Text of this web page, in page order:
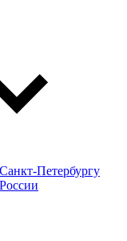
Петербургу